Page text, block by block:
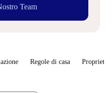
Team
Regole di casa